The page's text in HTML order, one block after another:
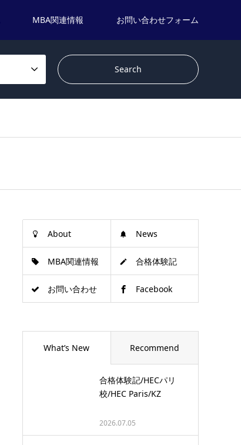
MBA関連情報 お問い合わせフォーム
About News
MBA関連情報 合格体験記
お問い合わせ Facebook
What’s New Recommend
合格体験記/HECパリ
校/HEC Paris/KZ
2026.07.05